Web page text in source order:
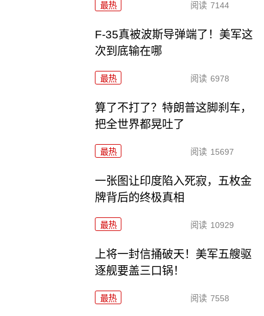
最热 阅读 7144
F-35真被波斯导弹端了！美军这
次到底输在哪
最热 阅读 6978
算了不打了？特朗普这脚刹车，
把全世界都晃吐了
最热 阅读 15697
一张图让印度陷入死寂，五枚金
牌背后的终极真相
最热 阅读 10929
上将一封信捅破天！美军五艘驱
逐舰要盖三口锅！
最热 阅读 7558